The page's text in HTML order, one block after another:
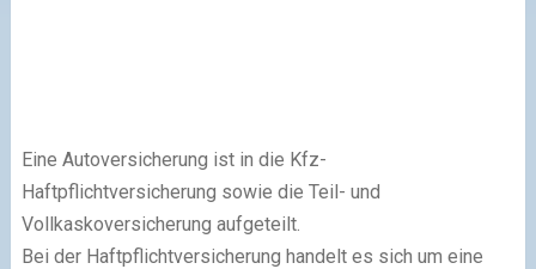
Eine Autoversicherung ist in die Kfz-
Haftpflichtversicherung sowie die Teil- und
Vollkaskoversicherung aufgeteilt.
Bei der Haftpflichtversicherung handelt es sich um eine